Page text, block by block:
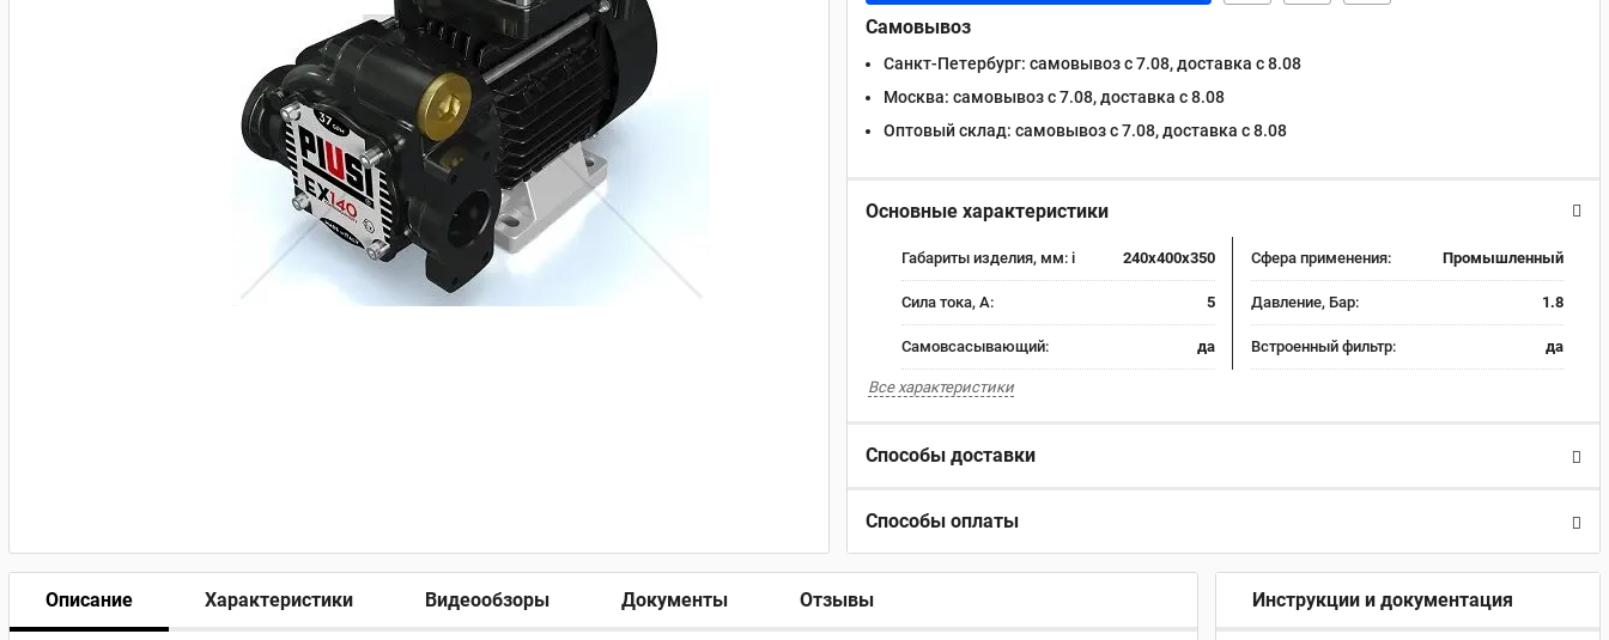
Самовывоз
Санкт-Петербург: самовывоз с 7.08, доставка c 8.08
Москва: самовывоз с 7.08, доставка c 8.08
Оптовый склад: самовывоз с 7.08, доставка c 8.08
Основные характеристики
Габариты изделия, мм: i 240x400x350 Сфера применения: Промышленный
Сила тока, А: 5 Давление, Бар: 1.8
Самовсасывающий: да Встроенный фильтр: да
Все характеристики
Способы доставки
Способы оплаты
Описание Характеристики Видеообзоры Документы Отзывы Инструкции и документация